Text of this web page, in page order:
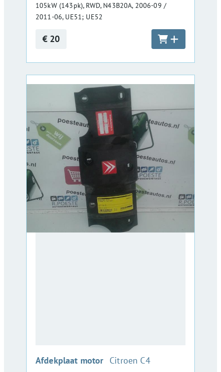
105kW (143pk), RWD, N43B20A, 2006-09 /
2011-06, UE51; UE52
€ 20
Afdekplaat motor :Citroen C4